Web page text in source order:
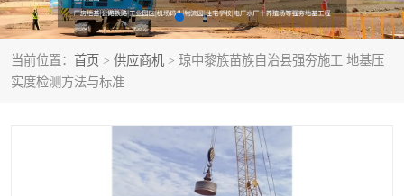
当前位置： 首页 > 供应商机 > 琼中黎族苗族自治县强夯施工 地基压
实度检测方法与标准
强夯队伍